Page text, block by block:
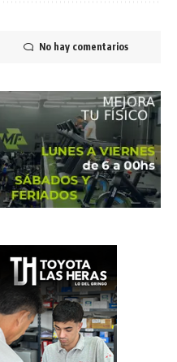
No hay comentarios